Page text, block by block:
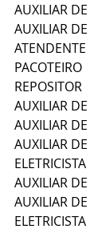
AUXILIAR
AUXILIAR
ATENDENTE
PACOTEIRO
REPOSITOR
AUXILIAR
AUXILIAR
AUXILIAR
AUXILIAR
AUXILIAR